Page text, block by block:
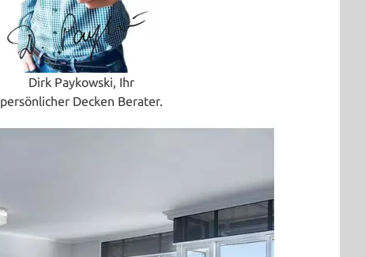
Dirk Paykowski, Ihr
persönlicher Decken Berater.